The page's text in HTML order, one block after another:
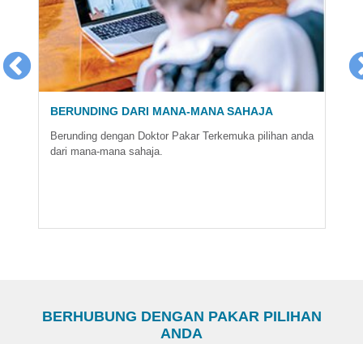
10 MINIT NASIHAT PERCUMA
(untuk Sembang e-Kesihatan)
Perbualan video atau telefon tentang kesejahteraan dan
BERHUBUNG DENGAN PAKAR PILIHAN
ANDA